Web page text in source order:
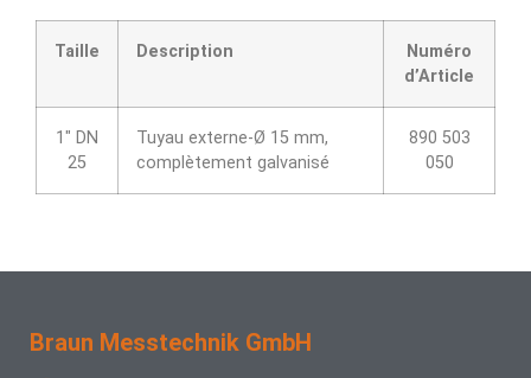
Taille Description
Numéro
d’Article
1″ DN
25
Tuyau externe-Ø 15 mm,
complètement galvanisé
890 503
050
Braun Messtechnik GmbH